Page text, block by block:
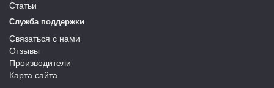
Статьи
Служба поддержки
Связаться с нами
Отзывы
Производители
Карта сайта